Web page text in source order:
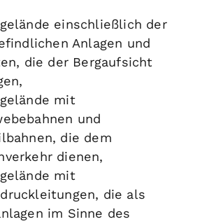
einschließlich der
Anlagen und
die der Bergaufsicht
mit
und
die dem
dienen,
mit
die als
im Sinne des